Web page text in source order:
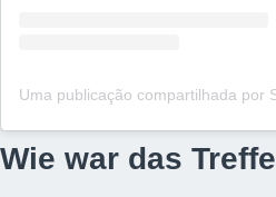
Wie war das